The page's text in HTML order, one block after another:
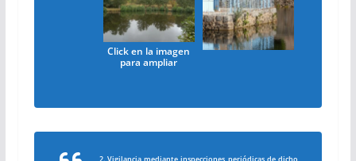
Click en la imagen
para ampliar
2. Vigilancia mediante inspecciones periódicas de dicho